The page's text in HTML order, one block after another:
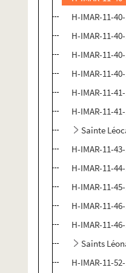
H-IMAR-11-
H-IMAR-11-
H-IMAR-11-
H-IMAR-11-
H-IMAR-11-
H-IMAR-11-
Sainte
H-IMAR-11-
H-IMAR-11-
H-IMAR-11-
H-IMAR-11-
H-IMAR-11-
Saints
H-IMAR-11-